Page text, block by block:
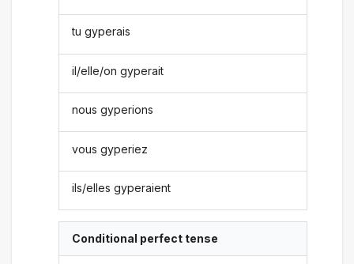
tu gyperais
il/elle/on gyperait
nous gyperions
vous gyperiez
ils/elles gyperaient
Conditional perfect tense